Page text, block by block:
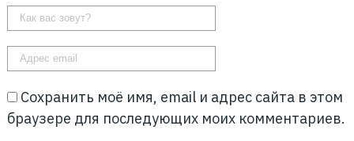
Сохранить моё имя, email и адрес сайта в этом
браузере для последующих моих комментариев.